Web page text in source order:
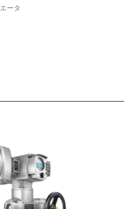
ータ